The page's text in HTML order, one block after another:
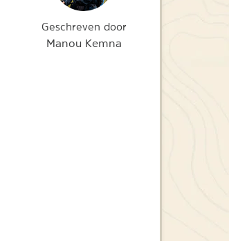
Geschreven door
Manou Kemna